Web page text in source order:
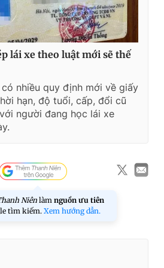
lái xe theo luật mới sẽ thế
có nhiều quy định mới về giấy
hạn, độ tuổi, cấp, đổi cũ
người đang học lái xe
Niên làm nguồn ưu tiên
tìm kiếm.Xem hướng dẫn.